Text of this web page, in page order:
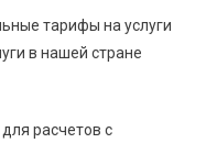
тарифы на услуги
в нашей стране
расчетов с